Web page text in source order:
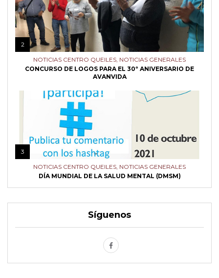
2
NOTICIAS CENTRO QUEILES, NOTICIAS GENERALES
CONCURSO DE LOGOS PARA EL 30º ANIVERSARIO DE
AVANVIDA
3
NOTICIAS CENTRO QUEILES, NOTICIAS GENERALES
DÍA MUNDIAL DE LA SALUD MENTAL (DMSM)
Síguenos